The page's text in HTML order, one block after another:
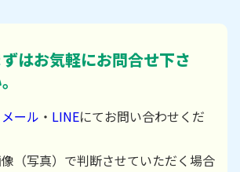
ずはお気軽にお問合せ下さ
メール ・ LINEにてお問い合わせくだ
（写真）で判断させていただく場合